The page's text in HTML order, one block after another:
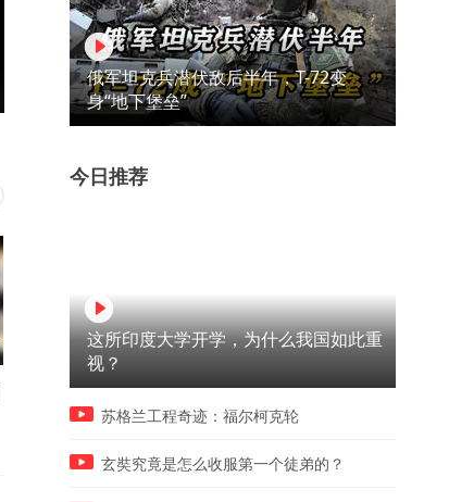
01:28
我家狗也是骑上宠物自行车
小女孩踩到猫尾巴，猫跟主
告状，猫：要不是你妈在这
俄军坦克兵潜伏敌后半年，T-72变
身“地下堡垒”
今日推荐
这所印度大学开学，为什么我国如此重
视？
苏格兰工程奇迹：福尔柯克轮
玄奘究竟是怎么收服第一个徒弟的？